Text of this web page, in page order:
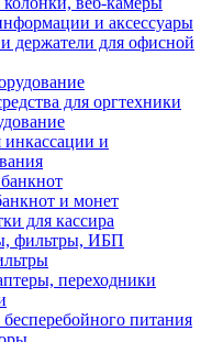
и аксессуары
держатели для офисной
для оргтехники
и
и монет
для кассира
фильтры, ИБП
переходники
питания